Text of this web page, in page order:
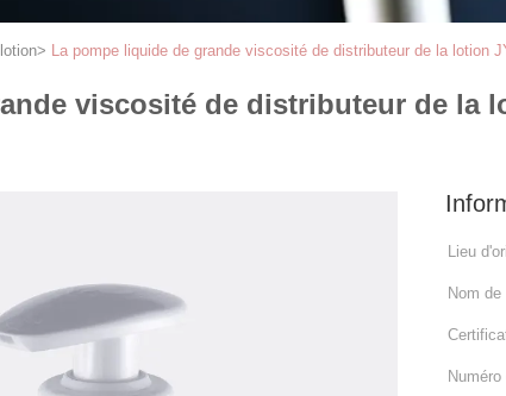
> La pompe liquide de grande viscosité de distributeur de la lotion
viscosité de distributeur de la
Lieu
Nom de